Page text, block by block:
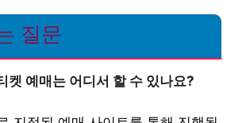
질문
켓 예매는 어디서 할 수 있나요?